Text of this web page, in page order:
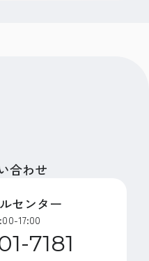
合わせ
センター
17:00
7181